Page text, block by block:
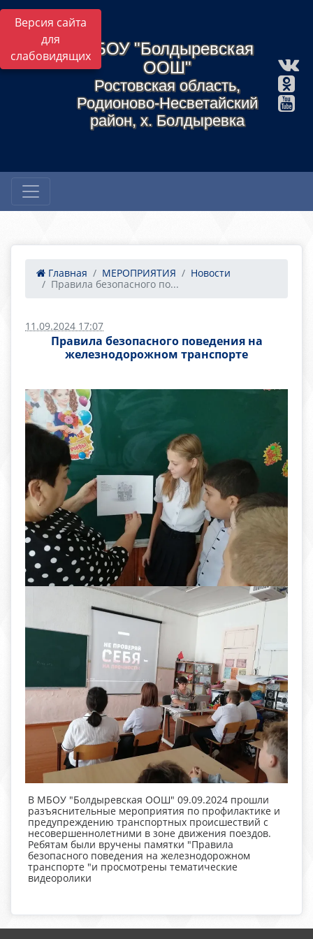
Версия сайта
для
слабовидящихМБОУ "Болдыревская
ООШ"
Ростовская область,
Родионово-Несветайский
район, х. Болдыревка
Главная МЕРОПРИЯТИЯ
Новости
Правила безопасного по...
11.09.2024 17:07
Правила безопасного поведения на
железнодорожном транспорте
В МБОУ "Болдыревская ООШ" 09.09.2024 прошли
разъяснительные мероприятия по профилактике и
предупреждению транспортных происшествий с
несовершеннолетними в зоне движения поездов.
Ребятам были вручены памятки "Правила
безопасного поведения на железнодорожном
транспорте "и просмотрены тематические
видеоролики